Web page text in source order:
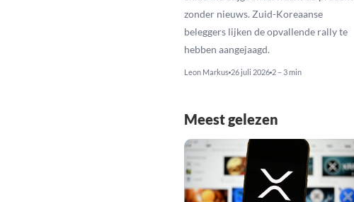
zonder nieuws. Zuid-Koreaanse
beleggers lijken de opvallende rally te
hebben aangejaagd.
Leon Markus 26 juli 2026 2 – 3 min
Meest gelezen